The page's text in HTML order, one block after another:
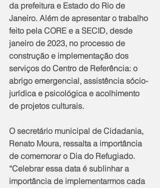
da prefeitura e Estado do Rio de
Janeiro. Além de apresentar o trabalho
feito pela CORE e a SECID, desde
janeiro de 2023, no processo de
construção e implementação dos
serviços do Centro de Referência: o
abrigo emergencial, assistência sócio-
jurídica e psicológica e acolhimento
de projetos culturais.
O secretário municipal de Cidadania,
Renato Moura, ressalta a importância
de comemorar o Dia do Refugiado.
“Celebrar essa data é sublinhar a
importância de implementarmos cada